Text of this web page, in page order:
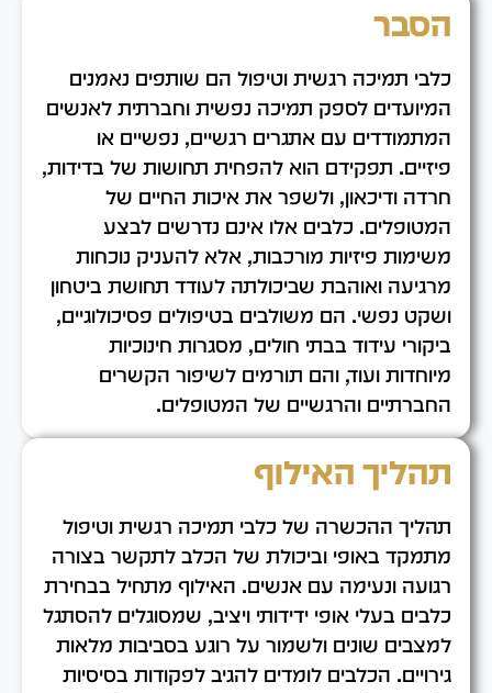
הסבר
כלבי תמיכה רגשית וטיפול הם שותפים נאמנים
המיועדים לספק תמיכה נפשית וחברתית לאנשים
המתמודדים עם אתגרים רגשיים, נפשיים או
פיזיים. תפקידם הוא להפחית תחושות של בדידות,
חרדה ודיכאון, ולשפר את איכות החיים של
המטופלים. כלבים אלו אינם נדרשים לבצע
משימות פיזיות מורכבות, אלא להעניק נוכחות
מרגיעה ואוהבת שביכולתה לעודד תחושת ביטחון
ושקט נפשי. הם משולבים בטיפולים פסיכולוגיים,
ביקורי עידוד בבתי חולים, מסגרות חינוכיות
מיוחדות ועוד, והם תורמים לשיפור הקשרים
החברתיים והרגשיים של המטופלים.
תהליך האילוף
תהליך ההכשרה של כלבי תמיכה רגשית וטיפול
מתמקד באופי וביכולת של הכלב לתקשר בצורה
רגועה ונעימה עם אנשים. האילוף מתחיל בבחירת
כלבים בעלי אופי ידידותי ויציב, שמסוגלים להסתגל
למצבים שונים ולשמור על רוגע בסביבות מלאות
גירויים. הכלבים לומדים להגיב לפקודות בסיסיות